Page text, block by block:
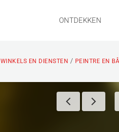
ONTDEKKEN
WINKELS EN DIENSTEN / PEINTRE EN